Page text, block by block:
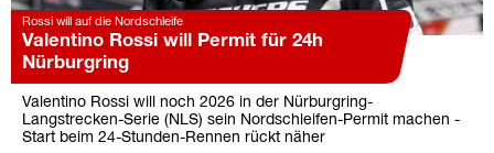
Rossi will auf die Nordschleife
Valentino Rossi will Permit für 24h
Nürburgring
Valentino Rossi will noch 2026 in der Nürburgring-
Langstrecken-Serie (NLS) sein Nordschleifen-Permit machen -
Start beim 24-Stunden-Rennen rückt näher